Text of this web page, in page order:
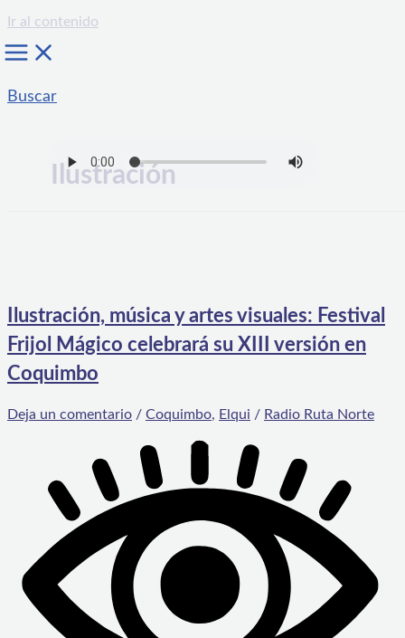
Ir al contenido
Buscar
Ilustración
Ilustración, música y artes visuales: Festival
Frijol Mágico celebrará su XIII versión en
Coquimbo
Deja un comentario / Coquimbo, Elqui / Radio Ruta Norte